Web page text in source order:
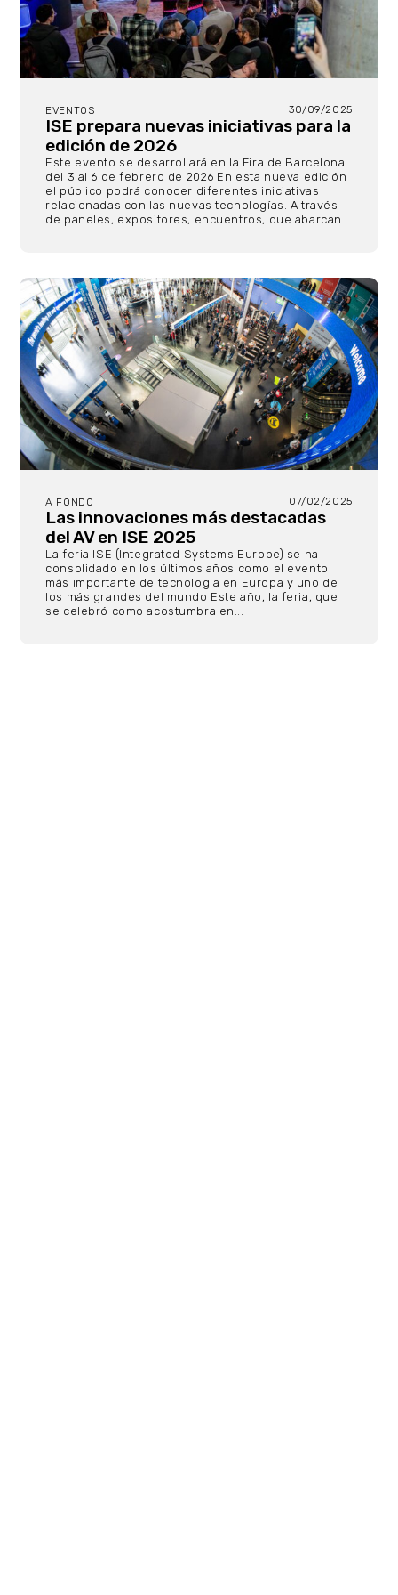
EVENTOS 30/09/2025
ISE prepara nuevas iniciativas para la
edición de 2026
Este evento se desarrollará en la Fira de Barcelona
del 3 al 6 de febrero de 2026 En esta nueva edición
el público podrá conocer diferentes iniciativas
relacionadas con las nuevas tecnologías. A través
de paneles, expositores, encuentros, que abarcan...
A FONDO 07/02/2025
Las innovaciones más destacadas
del AV en ISE 2025
La feria ISE (Integrated Systems Europe) se ha
consolidado en los últimos años como el evento
más importante de tecnología en Europa y uno de
los más grandes del mundo Este año, la feria, que
se celebró como acostumbra en...